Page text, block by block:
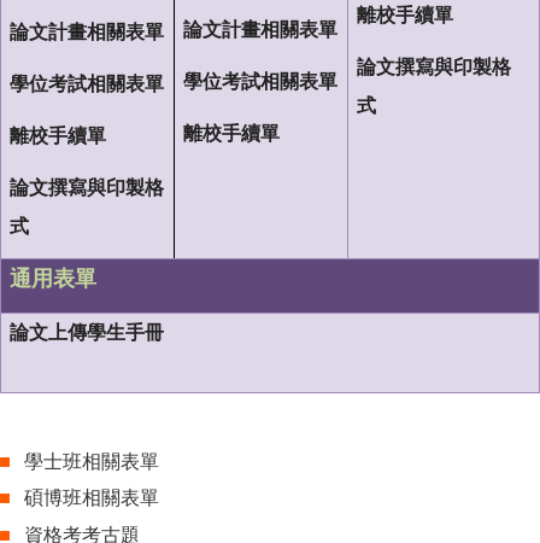
論文計畫相關表單
學位考試相關表單
離校手續單
論文撰寫與印製格
式
論文計畫相關表單
學位考試相關表單
離校手續單
離校手續單
論文撰寫與印製格
式
通用表單
論文上傳學生手冊
學士班相關表單
碩博班相關表單
資格考考古題